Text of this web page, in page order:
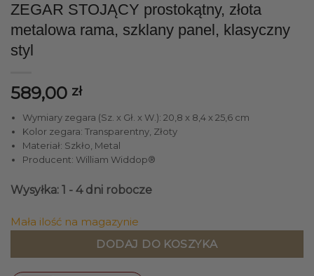
ZEGAR STOJĄCY prostokątny, złota
metalowa rama, szklany panel, klasyczny
styl
589,00 zł
Wymiary zegara (Sz. x Gł. x W.): 20,8 x 8,4 x 25,6 cm
Kolor zegara: Transparentny, Złoty
Materiał: Szkło, Metal
Producent: William Widdop®
Wysyłka: 1 - 4 dni robocze
Mała ilość na magazynie
DODAJ DO KOSZYKA